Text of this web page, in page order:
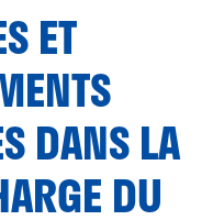
ET
DANS LA
DU